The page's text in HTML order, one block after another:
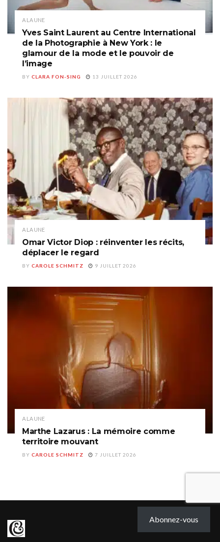
A LA UNE
Yves Saint Laurent au Centre International
de la Photographie à New York : le
glamour de la mode et le pouvoir de
l’image
BY CLARA FON-SING 13 JUILLET 2026
A LA UNE
Omar Victor Diop : réinventer les récits,
déplacer le regard
BY CAROLE SCHMITZ 9 JUILLET 2026
A LA UNE
Marthe Lazarus : La mémoire comme
territoire mouvant
BY CAROLE SCHMITZ 7 JUILLET 2026
Abonnez-vous